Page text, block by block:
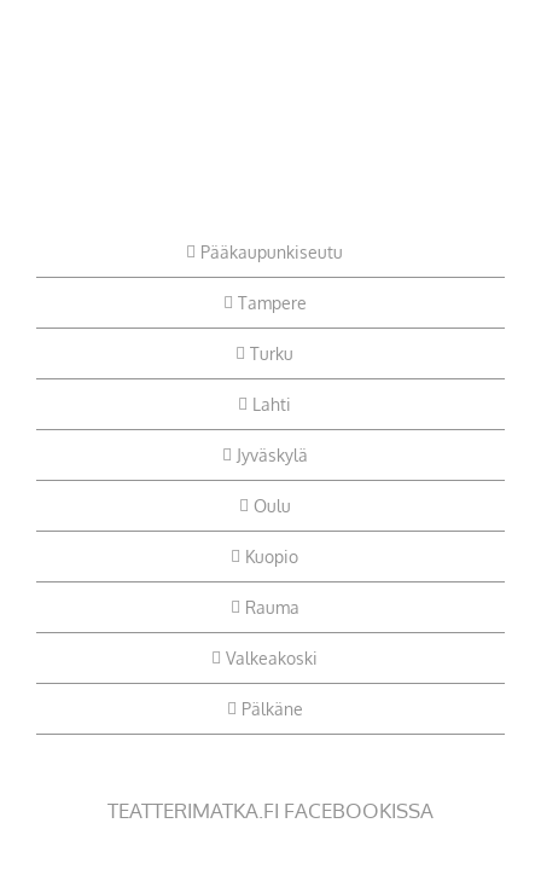
Pääkaupunkiseutu
Tampere
Turku
Lahti
Jyväskylä
Oulu
Kuopio
Rauma
Valkeakoski
Pälkäne
TEATTERIMATKA.FI FACEBOOKISSA